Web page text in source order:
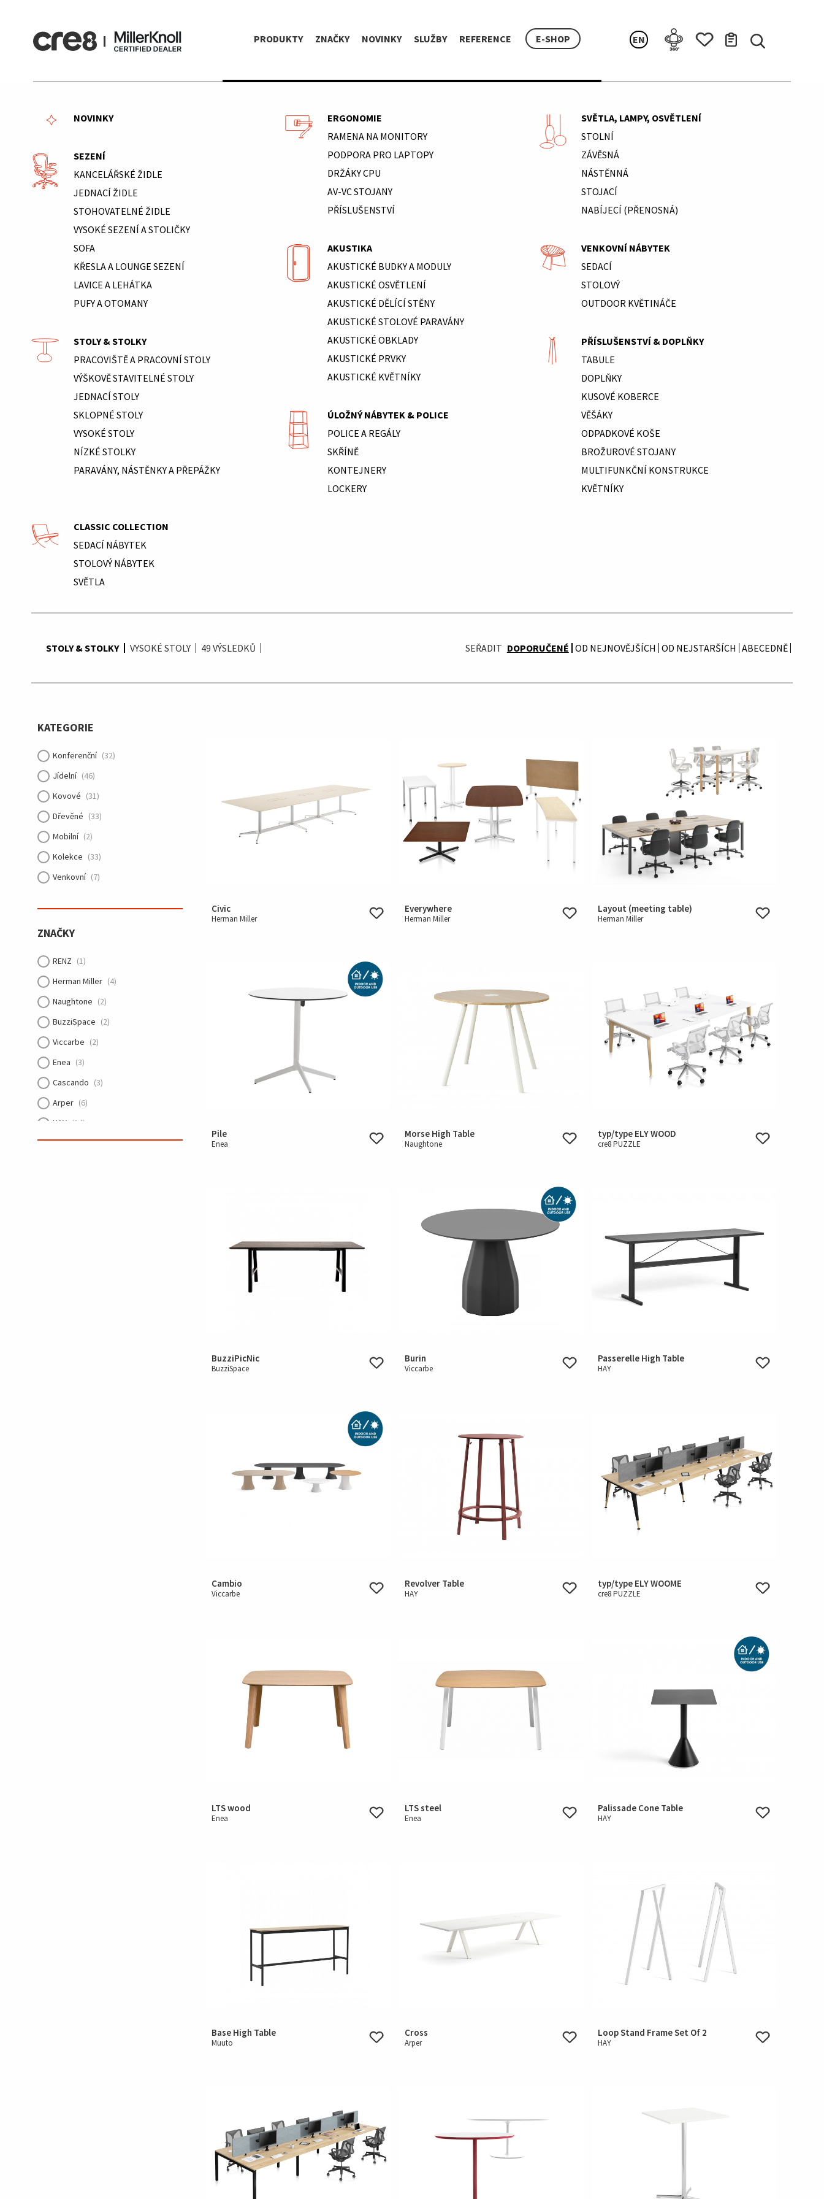
PRODUKTY ZNAČKY NOVINKY SLUŽBY REFERENCE E-SHOP EN
NOVINKY
SEZENÍ
KANCELÁŘSKÉ ŽIDLE
JEDNACÍ ŽIDLE
STOHOVATELNÉ ŽIDLE
VYSOKÉ SEZENÍ A STOLIČKY
SOFA
KŘESLA A LOUNGE SEZENÍ
LAVICE A LEHÁTKA
PUFY A OTOMANY
STOLY & STOLKY
PRACOVIŠTĚ A PRACOVNÍ STOLY
VÝŠKOVĚ STAVITELNÉ STOLY
JEDNACÍ STOLY
SKLOPNÉ STOLY
VYSOKÉ STOLY
NÍZKÉ STOLKY
PARAVÁNY, NÁSTĚNKY A PŘEPÁŽKY
ERGONOMIE
RAMENA NA MONITORY
PODPORA PRO LAPTOPY
DRŽÁKY CPU
AV-VC STOJANY
PŘÍSLUŠENSTVÍ
AKUSTIKA
AKUSTICKÉ BUDKY A MODULY
AKUSTICKÉ OSVĚTLENÍ
AKUSTICKÉ DĚLÍCÍ STĚNY
AKUSTICKÉ STOLOVÉ PARAVÁNY
AKUSTICKÉ OBKLADY
AKUSTICKÉ PRVKY
AKUSTICKÉ KVĚTNÍKY
ÚLOŽNÝ NÁBYTEK & POLICE
POLICE A REGÁLY
SKŘÍNĚ
KONTEJNERY
LOCKERY
SVĚTLA, LAMPY, OSVĚTLENÍ
STOLNÍ
ZÁVĚSNÁ
NÁSTĚNNÁ
STOJACÍ
NABÍJECÍ (PŘENOSNÁ)
VENKOVNÍ NÁBYTEK
SEDACÍ
STOLOVÝ
OUTDOOR KVĚTINÁČE
PŘÍSLUŠENSTVÍ & DOPLŇKY
TABULE
DOPLŇKY
KUSOVÉ KOBERCE
VĚŠÁKY
ODPADKOVÉ KOŠE
BROŽUROVÉ STOJANY
MULTIFUNKČNÍ KONSTRUKCE
KVĚTNÍKY
CLASSIC COLLECTION
SEDACÍ NÁBYTEK
STOLOVÝ NÁBYTEK
SVĚTLA
STOLY & STOLKY VYSOKÉ STOLY 49 VÝSLEDKŮ SEŘADIT DOPORUČENÉ OD NEJNOVĚJŠÍCH OD NEJSTARŠÍCH ABECEDNĚ
KATEGORIE
Konferenční (32)
Jídelní (46)
Kovové (31)
Dřevěné (33)
Mobilní (2)
Kolekce (33)
Venkovní (7)
ZNAČKY
RENZ (1)
Herman Miller (4)
Naughtone (2)
BuzziSpace (2)
Viccarbe (2)
Enea (3)
Cascando (3)
Arper (6)
HAY (14)
cre8 PUZZLE (8)
Civic
Herman Miller
Everywhere
Herman Miller
Layout (meeting table)
Herman Miller
Pile
Enea
Morse High Table
Naughtone
typ/type ELY WOOD
cre8 PUZZLE
BuzziPicNic
BuzziSpace
Burin
Viccarbe
Passerelle High Table
HAY
Cambio
Viccarbe
Revolver Table
HAY
typ/type ELY WOOME
cre8 PUZZLE
LTS wood
Enea
LTS steel
Enea
Palissade Cone Table
HAY
Base High Table
Muuto
Cross
Arper
Loop Stand Frame Set Of 2
HAY